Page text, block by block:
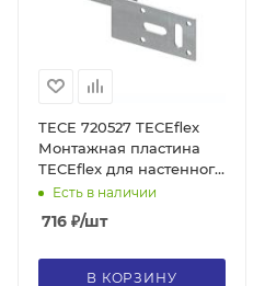
TECE 720527 TECEflex
Монтажная пластина
TECEflex для настенного
уголка 1/2''
Есть в наличии
716 ₽/шт
В КОРЗИНУ